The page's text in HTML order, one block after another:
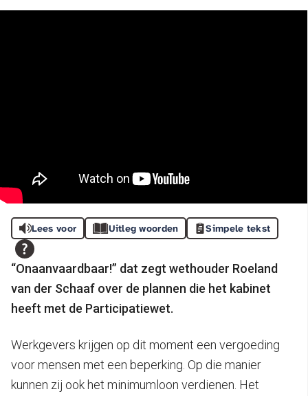
Lees voor Uitleg woorden Simpele tekst
“Onaanvaardbaar!” dat zegt wethouder Roeland
van der Schaaf over de plannen die het kabinet
heeft met de Participatiewet.
Werkgevers krijgen op dit moment een vergoeding
voor mensen met een beperking. Op die manier
kunnen zij ook het minimumloon verdienen. Het